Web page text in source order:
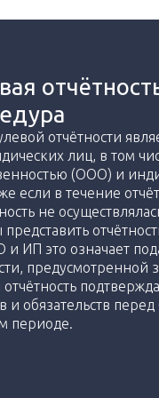
отчётности
лиц, в том
(ООО) и
если в течение
не
и ИП это означает
предусмотренной
и обязательств
периоде.